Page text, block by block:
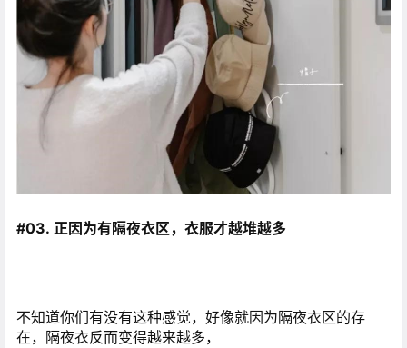
#03. 正因为有隔夜衣区，衣服才越堆越多
不知道你们有没有这种感觉，好像就因为隔夜衣区的存
在，隔夜衣反而变得越来越多，